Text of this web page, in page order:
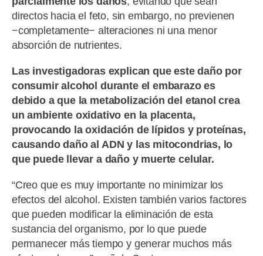
directos hacia el feto, sin embargo, no previenen
−completamente− alteraciones ni una menor
absorción de nutrientes.
Las investigadoras explican que este daño por
consumir alcohol durante el embarazo es
debido a que la metabolización del etanol crea
un ambiente oxidativo en la placenta,
provocando la oxidación de lípidos y proteínas,
causando daño al ADN y las mitocondrias, lo
que puede llevar a daño y muerte celular.
“Creo que es muy importante no minimizar los
efectos del alcohol. Existen también varios factores
que pueden modificar la eliminación de esta
sustancia del organismo, por lo que puede
permanecer más tiempo y generar muchos más